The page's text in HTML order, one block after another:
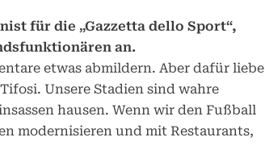
für die „Gazzetta dello Sport“,
an.
etwas abmildern. Aber dafür liebe
Unsere Stadien sind wahre
hausen. Wenn wir den Fußball
modernisieren und mit Restaurants,